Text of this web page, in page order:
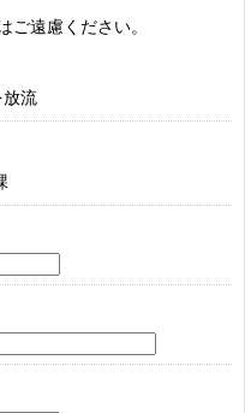
ご遠慮ください。
流